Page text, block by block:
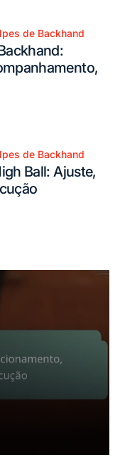
de Backhand
de Backhand
Ball: Ajuste,